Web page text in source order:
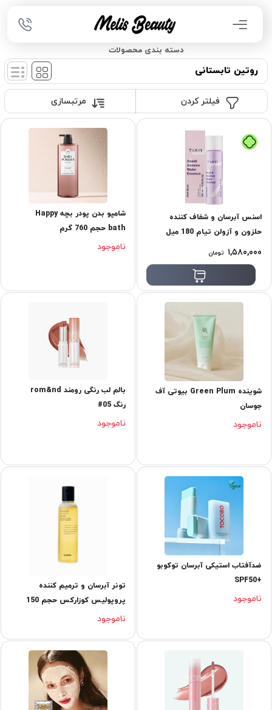
دسته بندی محصولات
روتین تابستانی
مرتبسازی فیلتر کردن
اسنس آبرسان و شفاف کننده
حلزون و آزولن تیام 180 میل
۱,۵۸۰,۰۰۰ تومان
شامپو بدن پودر بچه Happy
bath حجم 760 گرم
ناموجود
شوینده Green Plum بیوتی آف
جوسان
ناموجود
بالم لب رنگی رومند rom&nd
رنگ 05#
ناموجود
ضدآفتاب استیکی آبرسان توکوبو
+SPF50
ناموجود
تونر آبرسان و ترمیم کننده
پروپولیس کوزارکس حجم 150
میل
ناموجود